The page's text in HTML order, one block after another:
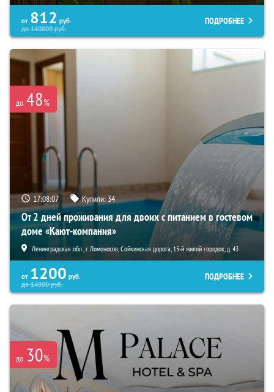
от 812 руб.
до140800руб.
ПОДРОБНЕЕ
до 48%
17:08:06 Купили:34
От 2 дней проживания для двоих с питанием в гостевом
доме «Кают-компания»
Ленинградская обл., г. Ломоносов, Сойкинская дорога, 15-й жилой городок, д. 43
от 1200 руб.
до14900руб.
ПОДРОБНЕЕ
до 30%